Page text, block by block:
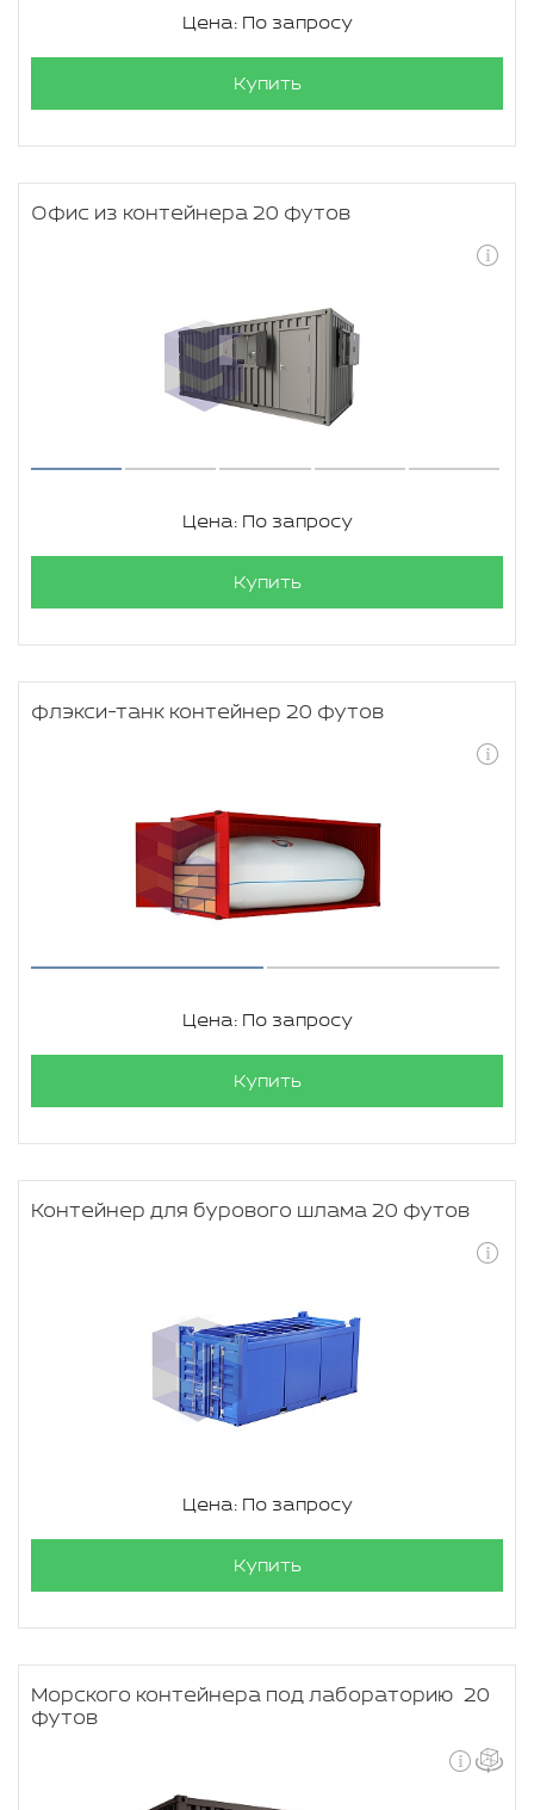
Цена: По запросу
Купить
Офис из контейнера 20 футов
Цена: По запросу
Купить
флэкси-танк контейнер 20 футов
Цена: По запросу
Купить
Контейнер для бурового шлама 20 футов
Цена: По запросу
Купить
Морского контейнера под лабораторию 20
футов